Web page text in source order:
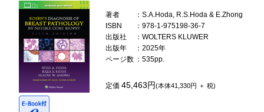
著者
：S.A.Hoda, R.S.Hoda & E.Zhong
ISBN
：978-1-975198-36-7
出版社
：WOLTERS KLUWER
出版年
：2025年
ページ数 ：535pp.
定価45,463円(本体41,330円 ＋ 税)